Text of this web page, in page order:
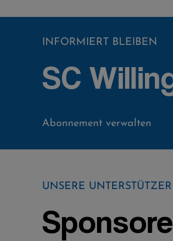
INFORMIERT BLEIBEN
SC
Abonnement verwalten
UNSERE UNTERSTÜTZER